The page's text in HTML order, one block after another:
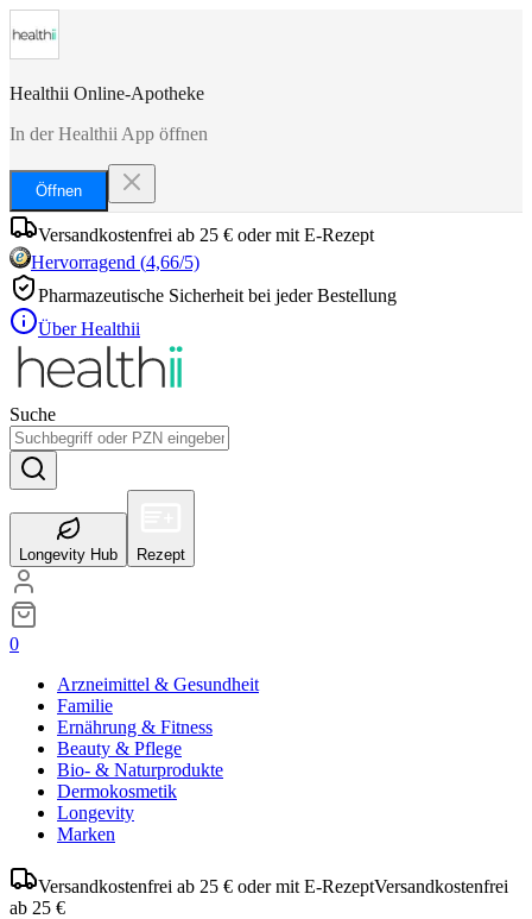
Healthii Online-Apotheke
In der Healthii App öffnen
Öffnen
Versandkostenfrei ab 25 € oder mit E-Rezept
Hervorragend (4,66/5)
Pharmazeutische Sicherheit bei jeder Bestellung
Über Healthii
Suche
Longevity Hub Rezept
0
Arzneimittel & Gesundheit
Familie
Ernährung & Fitness
Beauty & Pflege
Bio- & Naturprodukte
Dermokosmetik
Longevity
Marken
Versandkostenfrei ab 25 € oder mit E-RezeptVersandkostenfrei
ab 25 €